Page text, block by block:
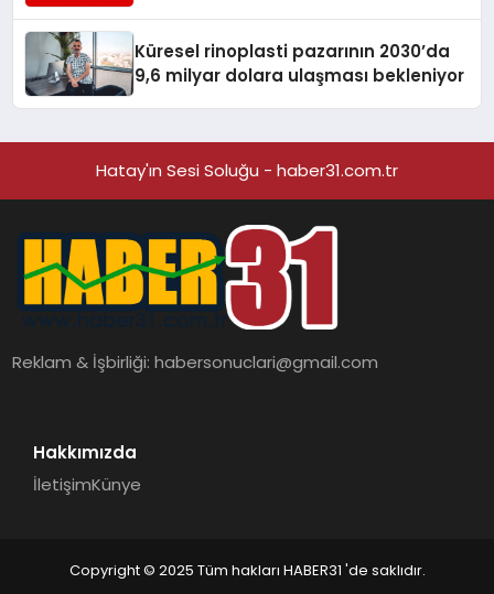
Küresel rinoplasti pazarının 2030’da
9,6 milyar dolara ulaşması bekleniyor
Hatay'ın Sesi Soluğu - haber31.com.tr
Reklam & İşbirliği:habersonuclari@gmail.com
Hakkımızda
İletişimKünye
Copyright © 2025 Tüm hakları HABER31 'de saklıdır.